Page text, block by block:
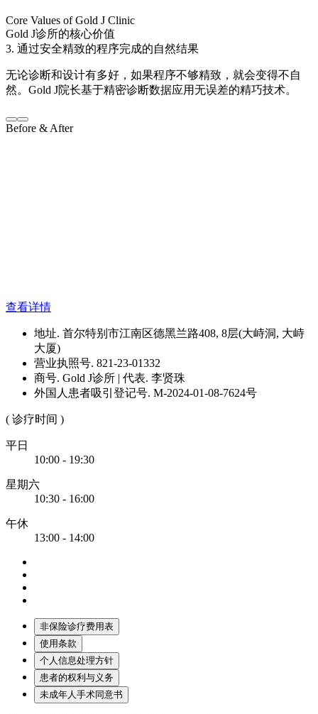
Core Values of Gold J Clinic
Gold J诊所的核心价值
3. 通过安全精致的程序完成的自然结果
无论诊断和设计有多好，如果程序不够精致，就会变得不自
然。Gold J院长基于精密诊断数据应用无误差的精巧技术。
Before & After
查看详情
地址. 首尔特别市江南区德黑兰路408, 8层(大峙洞, 大峙
大厦)
营业执照号. 821-23-01332
商号. Gold J诊所 | 代表. 李贤珠
外国人患者吸引登记号. M-2024-01-08-7624号
( 诊疗时间 )
平日
10:00 - 19:30
星期六
10:30 - 16:00
午休
13:00 - 14:00
非保险诊疗费用表
使用条款
个人信息处理方针
患者的权利与义务
未成年人手术同意书